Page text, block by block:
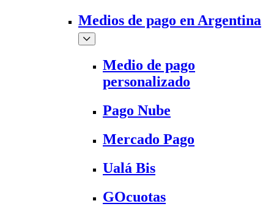
Medios de pago en Argentina
Medio de pago
personalizado
Pago Nube
Mercado Pago
Ualá Bis
GOcuotas